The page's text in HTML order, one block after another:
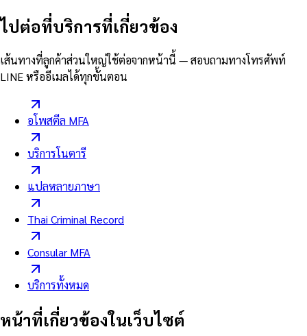
ไปต่อที่บริการที่เกี่ยวข้อง
เส้นทางที่ลูกค้าส่วนใหญ่ใช้ต่อจากหน้านี้ — สอบถามทางโทรศัพท์
LINE หรืออีเมลได้ทุกขั้นตอน
อโพสตีล MFA
บริการโนตารี
แปลหลายภาษา
Thai Criminal Record
Consular MFA
บริการทั้งหมด
หน้าที่เกี่ยวข้องในเว็บไซต์